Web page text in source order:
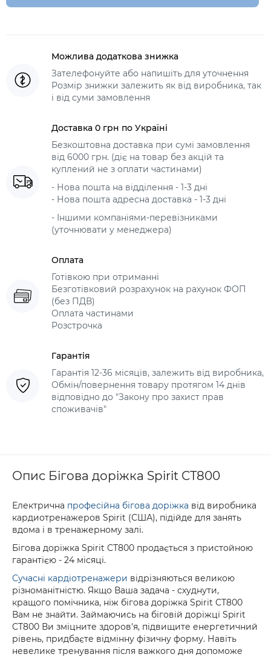
Можлива додаткова знижка
Зателефонуйте або напишіть для уточнення
Розмір знижки залежить як від виробника, так
і від суми замовлення
Доставка 0 грн по Україні
Безкоштовна доставка при сумі замовлення
від 6000 грн. (діє на товар без акцій та
куплений не з оплати частинами)
- Нова пошта на відділення - 1-3 дні
- Нова пошта адресна доставка - 1-3 дні
- Іншими компаніями-перевізниками
(уточнювати у менеджера)
Оплата
Готівкою при отриманні
Безготівковий розрахунок на рахунок ФОП
(без ПДВ)
Оплата частинами
Розстрочка
Гарантія
Гарантія 12-36 місяців, залежить від виробника,
Обмін/повернення товару протягом 14 днів
відповідно до "Закону про захист прав
споживачів"
Опис Бігова доріжка Spirit CT800
Електрична професійна бігова доріжка від виробника
кардиотренажеров Spirit (США), підійде для занять
вдома і в тренажерному залі.
Бігова доріжка Spirit CT800 продається з пристойною
гарантією - 24 місяці.
Сучасні кардіотренажери відрізняються великою
різноманітністю. Якщо Ваша задача - схуднути,
кращого помічника, ніж бігова доріжка Spirit CT800
Вам не знайти. Займаючись на біговій доріжці Spirit
CT800 Ви зміцните здоров'я, підвищите енергетичний
рівень, придбаєте відмінну фізичну форму. Навіть
невелике тренування після важкого дня допоможе